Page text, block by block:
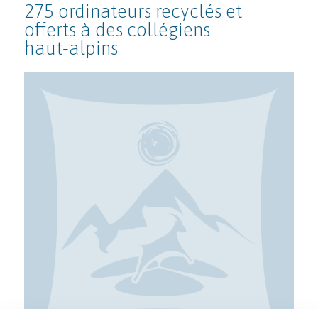
275 ordinateurs recyclés et
offerts à des collégiens
haut‑alpins